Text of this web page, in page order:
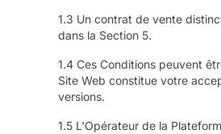
1.3 Un contrat de vente
dans la Section 5.
1.4 Ces Conditions peuvent
Site Web constitue votre
versions.
1.5 L'Opérateur de la